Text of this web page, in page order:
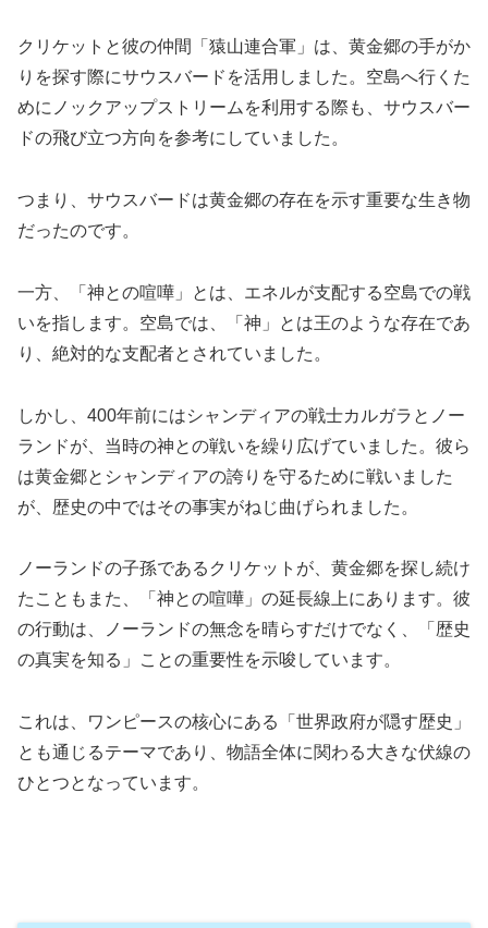
クリケットと彼の仲間「猿山連合軍」は、黄金郷の手がか
りを探す際にサウスバードを活用しました。空島へ行くた
めにノックアップストリームを利用する際も、サウスバー
ドの飛び立つ方向を参考にしていました。
つまり、サウスバードは黄金郷の存在を示す重要な生き物
だったのです。
一方、「神との喧嘩」とは、エネルが支配する空島での戦
いを指します。空島では、「神」とは王のような存在であ
り、絶対的な支配者とされていました。
しかし、400年前にはシャンディアの戦士カルガラとノー
ランドが、当時の神との戦いを繰り広げていました。彼ら
は黄金郷とシャンディアの誇りを守るために戦いました
が、歴史の中ではその事実がねじ曲げられました。
ノーランドの子孫であるクリケットが、黄金郷を探し続け
たこともまた、「神との喧嘩」の延長線上にあります。彼
の行動は、ノーランドの無念を晴らすだけでなく、「歴史
の真実を知る」ことの重要性を示唆しています。
これは、ワンピースの核心にある「世界政府が隠す歴史」
とも通じるテーマであり、物語全体に関わる大きな伏線の
ひとつとなっています。